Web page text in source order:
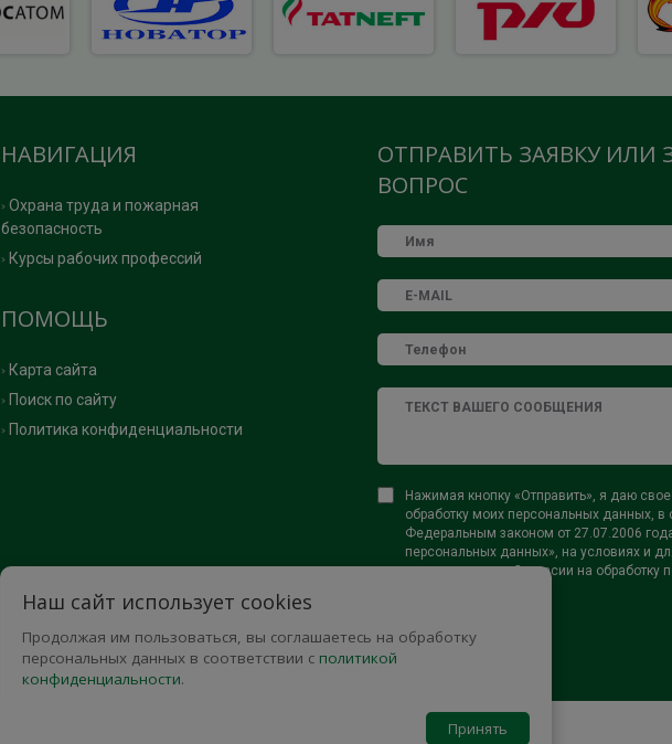
ОТПРАВИТЬ ЗАЯВКУ ИЛИ
ВОПРОС
Нажимая кнопку «Отправить», я даю
обработку моих персональных данных, в
Федеральным законом от 27.07.2006
персональных данных», на условиях и
определенных в Согласии на обработку
НАВИГАЦИЯ
Охрана труда и пожарная
безопасность
Курсы рабочих профессий
ПОМОЩЬ
Карта сайта
Поиск по сайту
Политика конфиденциальности
Наш сайт использует cookies
Продолжая им пользоваться, вы соглашаетесь на обработку
персональных данных в соответствии с политикой
конфиденциальности.
Принять